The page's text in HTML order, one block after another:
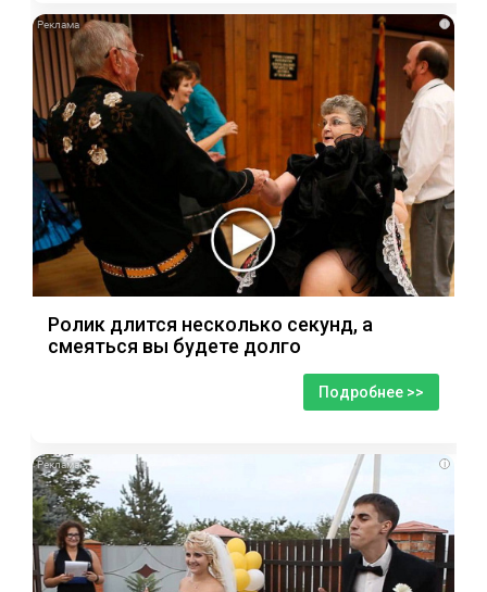
i
Ролик длится несколько секунд, а
смеяться вы будете долго
Подробнее >>
i